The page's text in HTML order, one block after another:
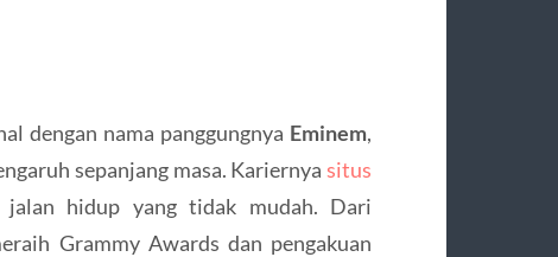
dengan nama panggungnya Eminem,
sepanjang masa. Kariernyasitus
hidup yang tidak mudah. Dari
Grammy Awards dan pengakuan